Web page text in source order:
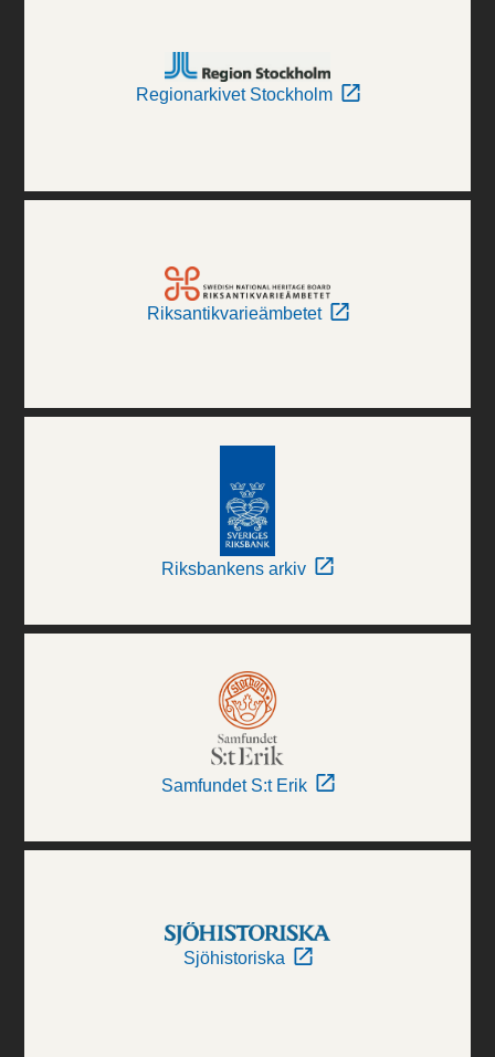
Regionarkivet Stockholm
Riksantikvarieämbetet
Riksbankens arkiv
Samfundet S:t Erik
Sjöhistoriska